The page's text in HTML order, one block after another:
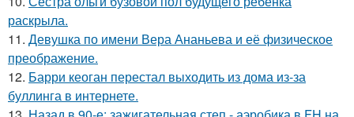
раскрыла.
11. Девушка по имени Вера Ананьева и её физическое
преображение.
12. Барри кеоган перестал выходить из дома из-за
буллинга в интернете.